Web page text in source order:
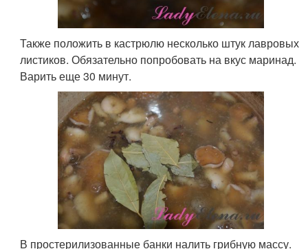
Также положить в кастрюлю несколько штук лавровых
листиков. Обязательно попробовать на вкус маринад.
Варить еще 30 минут.
В простерилизованные банки налить грибную массу.